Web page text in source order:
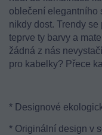
oblečení elegantního
nikdy dost. Trendy
teprve ty barvy a
žádná z nás
pro kabelky? Přece
* Designové
* Originální design v